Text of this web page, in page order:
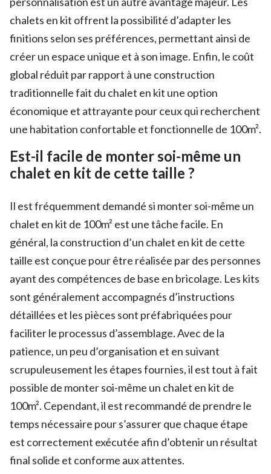
chalets en kit offrent la possibilité d’adapter les
finitions selon ses préférences, permettant ainsi de
créer un espace unique et à son image. Enfin, le coût
global réduit par rapport à une construction
traditionnelle fait du chalet en kit une option
économique et attrayante pour ceux qui recherchent
une habitation confortable et fonctionnelle de 100m².
Est-il facile de monter soi-même un
chalet en kit de cette taille ?
Il est fréquemment demandé si monter soi-même un
chalet en kit de 100m² est une tâche facile. En
général, la construction d’un chalet en kit de cette
taille est conçue pour être réalisée par des personnes
ayant des compétences de base en bricolage. Les kits
sont généralement accompagnés d’instructions
détaillées et les pièces sont préfabriquées pour
faciliter le processus d’assemblage. Avec de la
patience, un peu d’organisation et en suivant
scrupuleusement les étapes fournies, il est tout à fait
possible de monter soi-même un chalet en kit de
100m². Cependant, il est recommandé de prendre le
temps nécessaire pour s’assurer que chaque étape
est correctement exécutée afin d’obtenir un résultat
final solide et conforme aux attentes.